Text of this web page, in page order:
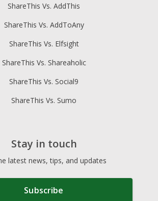
ShareThis Vs. AddThis
ShareThis Vs. AddToAny
ShareThis Vs. Elfsight
ShareThis Vs. Shareaholic
ShareThis Vs. Social9
ShareThis Vs. Sumo
Stay in touch
latest news, tips, and updates
Subscribe